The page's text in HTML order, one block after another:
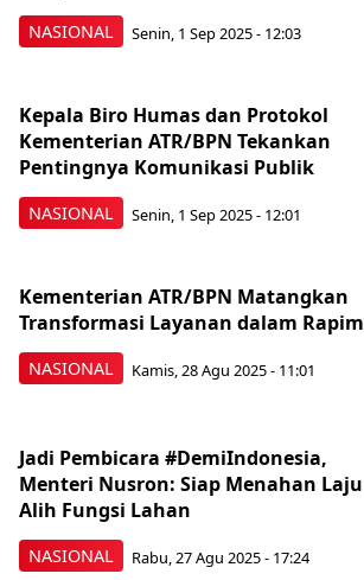
NASIONAL Senin, 1 Sep 2025 - 12:03
NASIONAL
Kepala Biro Humas dan Protokol
Kementerian ATR/BPN Tekankan
Pentingnya Komunikasi Publik
Senin, 1 Sep 2025 - 12:01
NASIONAL
Kementerian ATR/BPN Matangkan
Transformasi Layanan dalam Rapim
Kamis, 28 Agu 2025 - 11:01
NASIONAL
Jadi Pembicara #DemiIndonesia,
Menteri Nusron: Siap Menahan Laju
Alih Fungsi Lahan
Rabu, 27 Agu 2025 - 17:24